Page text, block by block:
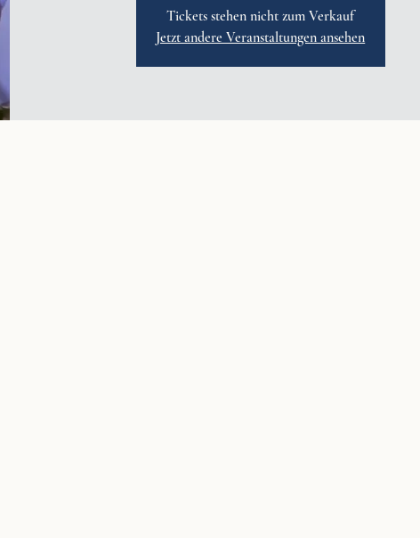
Tickets stehen nicht zum Verkauf
Jetzt andere Veranstaltungen ansehen